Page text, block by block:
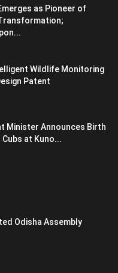
as Pioneer of
Wildlife Monitoring
Patent
Minister Announces Birth
at Kuno...
Odisha Assembly